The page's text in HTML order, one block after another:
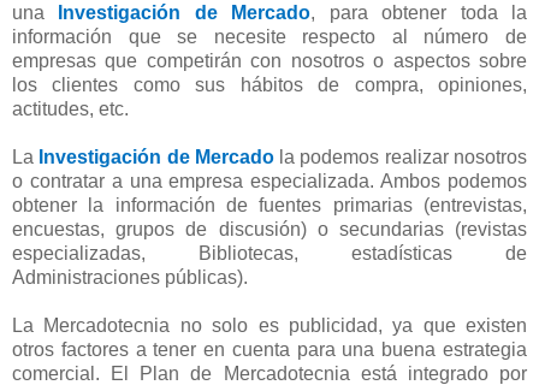
una
Investigación de Mercado, para obtener toda la
información que se necesite respecto al número de
empresas que competirán con nosotros o aspectos sobre
los clientes como sus hábitos de compra, opiniones,
actitudes, etc.
La Investigación de Mercadola podemos realizar nosotros
o contratar a una empresa especializada. Ambos podemos
obtener la información de fuentes primarias (entrevistas,
encuestas, grupos de discusión) o secundarias (revistas
especializadas, Bibliotecas, estadísticas de
Administraciones públicas).
La Mercadotecnia no solo es publicidad, ya que existen
otros factores a tener en cuenta para una buena estrategia
comercial. El Plan de Mercadotecnia está integrado por